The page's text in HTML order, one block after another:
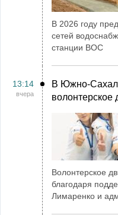
В 2026 году
сетей
станции ВОС
13:14
вчера
В Южно-
волонтерское
Волонтерское
благодаря
Лимаренко и